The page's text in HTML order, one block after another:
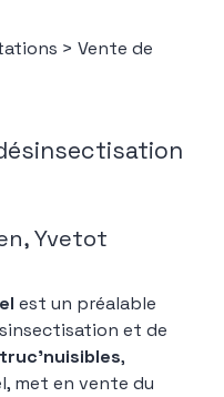
> Vente de
Yvetot
est un préalable
et de
,
met en vente du